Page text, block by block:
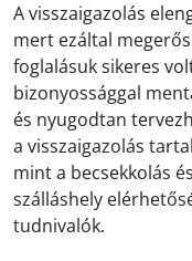
A visszaigazolás
mert ezáltal
foglalásuk sikeres
bizonyossággal
és nyugodtan
a visszaigazolás
mint a becsekkolás
szálláshely
tudnivalók.